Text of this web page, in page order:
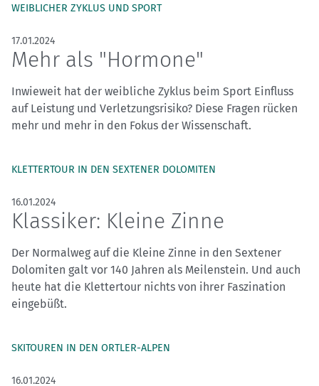
WEIBLICHER ZYKLUS UND SPORT
17.01.2024
Mehr als "Hormone"
Inwieweit hat der weibliche Zyklus beim Sport Einfluss
auf Leistung und Verletzungsrisiko? Diese Fragen rücken
mehr und mehr in den Fokus der Wissenschaft.
KLETTERTOUR IN DEN SEXTENER DOLOMITEN
16.01.2024
Klassiker: Kleine Zinne
Der Normalweg auf die Kleine Zinne in den Sextener
Dolomiten galt vor 140 Jahren als Meilenstein. Und auch
heute hat die Klettertour nichts von ihrer Faszination
eingebüßt.
SKITOUREN IN DEN ORTLER-ALPEN
16.01.2024